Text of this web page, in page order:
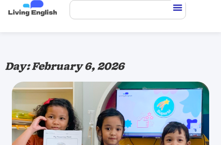
Day: February 6, 2026